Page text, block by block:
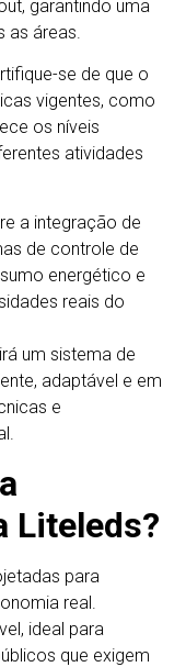
garantindo uma
as áreas.
se de que o
vigentes, como
os níveis
atividades
a integração de
de controle de
energético e
reais do
um sistema de
adaptável e em
e
Liteleds?
para
real.
ideal para
que exigem